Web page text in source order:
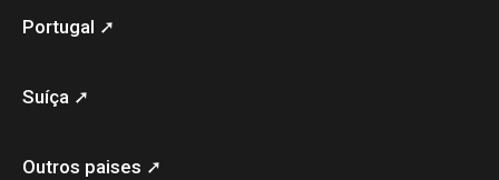
Portugal ➚
Suíça ➚
Outros paises ➚